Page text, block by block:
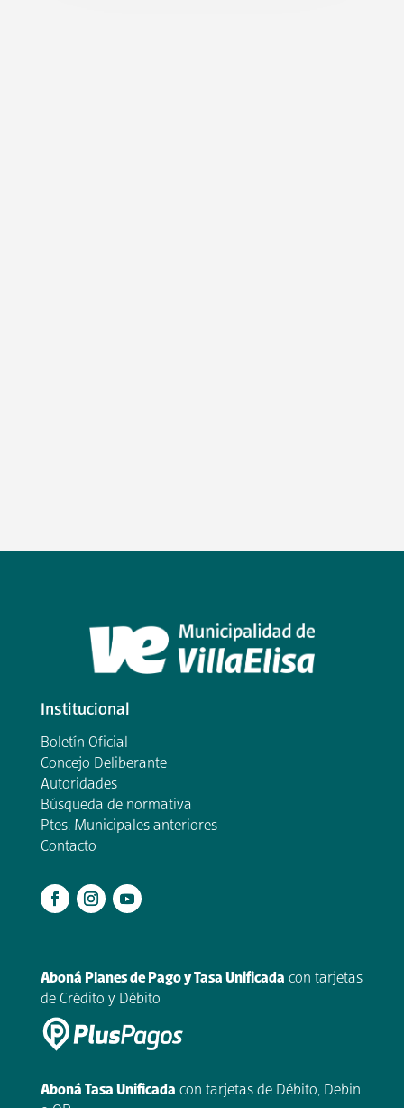
Institucional
Boletín Oficial
Concejo Deliberante
Autoridades
Búsqueda de normativa
Ptes. Municipales anteriores
Contacto
Aboná Planes de Pago y Tasa Unificada con tarjetas
de Crédito y Débito
Aboná Tasa Unificada con tarjetas de Débito, Debin